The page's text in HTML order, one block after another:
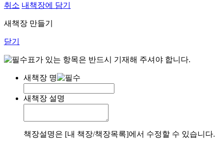
취소 내책장에 담기
새책장 만들기
닫기
표가 있는 항목은 반드시 기재해 주셔야 합니다.
새책장 명
새책장 설명
책장설명은 [내 책장/책장목록]에서 수정할 수 있습니다.